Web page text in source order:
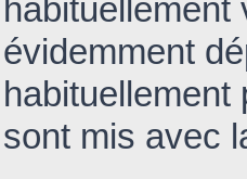
habituellement
évidemment
sont mis avec